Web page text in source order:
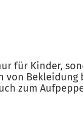
für Kinder,
von Bekleidung
zum